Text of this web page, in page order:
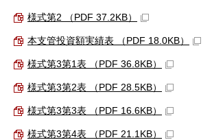
様式第2 （PDF 37.2KB）
本支管投資額実績表 （PDF 18.0KB）
様式第3第1表 （PDF 36.8KB）
様式第3第2表 （PDF 28.5KB）
様式第3第3表 （PDF 16.6KB）
様式第3第4表 （PDF 21.1KB）